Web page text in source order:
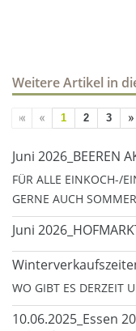
Weitere Artikel in
1 2 3
Juni 2026_BEEREN
FÜR ALLE EINKOCH-/
GERNE AUCH
Juni
WO GIBT ES DERZEIT
10.06.2025_Essen